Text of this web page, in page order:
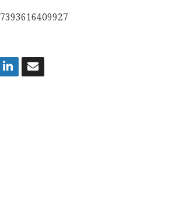
7393616409927